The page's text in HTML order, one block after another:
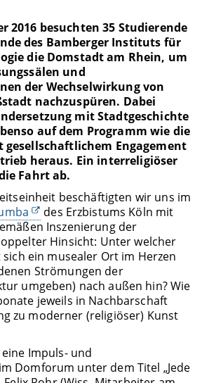
2016 besuchten 35 Studierende
des Bamberger Instituts für
die Domstadt am Rhein, um
und
der Wechselwirkung von
nachzuspüren. Dabei
mit Stadtgeschichte
auf dem Programm wie die
Engagement
heraus. Ein interreligiöser
Fahrt ab.
beschäftigten wir uns im
des Erzbistums Köln mit
Inszenierung der
Hinsicht: Unter welcher
ein musealer Ort im Herzen
Strömungen der
umgeben) nach außen hin? Wie
jeweils in Nachbarschaft
zu moderner (religiöser) Kunst
Impuls- und
Domforum unter dem Titel „Jede